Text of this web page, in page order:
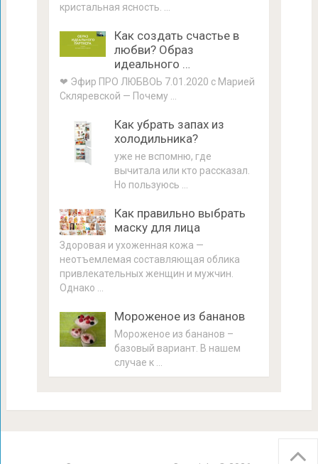
кристальная ясность. …
Как создать счастье в
любви? Образ
идеального …
❤ Эфир ПРО ЛЮБВОЬ 7.01.2020 с Марией
Скляревской — Почему …
Как убрать запах из
холодильника?
уже не вспомню, где
вычитала или кто рассказал.
Но пользуюсь …
Как правильно выбрать
маску для лица
Здоровая и ухоженная кожа —
неотъемлемая составляющая облика
привлекательных женщин и мужчин.
Однако …
Мороженое из бананов
Мороженое из бананов –
базовый вариант. В нашем
случае к …